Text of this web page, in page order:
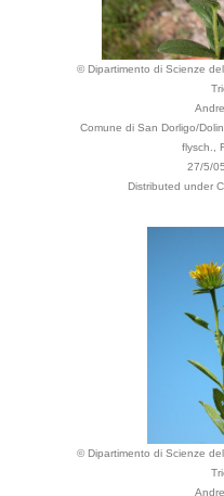
© Dipartimento di Scienze
Comune di San Dorligo/
flysch.,
27/5/
Distributed under
© Dipartimento di Scienze